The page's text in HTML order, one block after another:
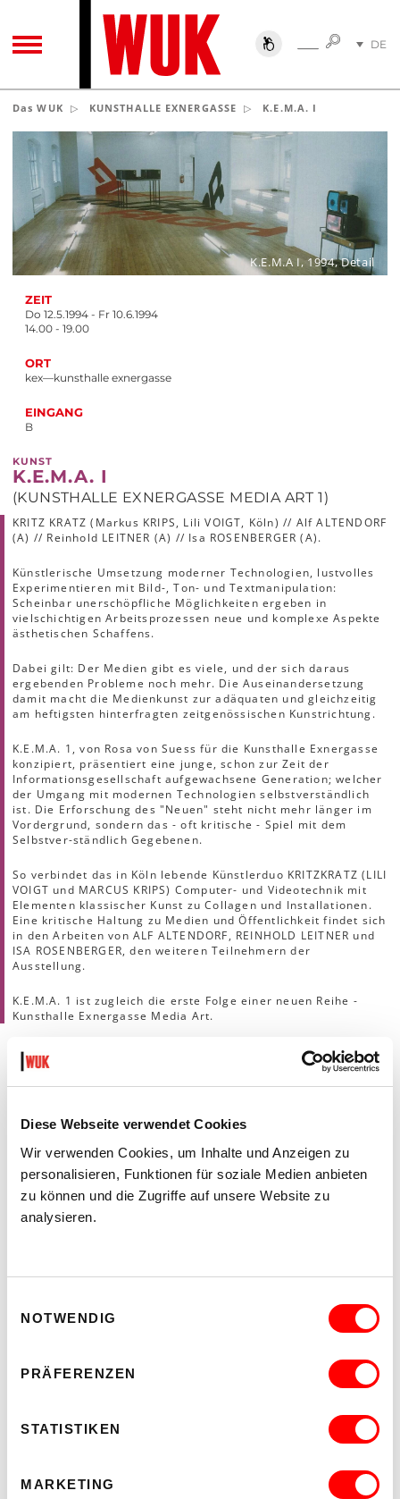
Diese Webseite verwendet Cookies
Wir verwenden Cookies, um Inhalte und Anzeigen zu
personalisieren, Funktionen für soziale Medien anbieten
zu können und die Zugriffe auf unsere Website zu
analysieren.
NOTWENDIG
PRÄFERENZEN
STATISTIKEN
MARKETING
TOGGLE NAVIGATIONSUCHESUCHE
DE
Das WUK KUNSTHALLE EXNERGASSE K.E.M.A. I
ZEIT
Do 12.5.1994 - Fr 10.6.1994
14.00 - 19.00
ORT
kex—kunsthalle exnergasse
EINGANG
B
K.E.M.A I, 1994, Detail
KUNST
K.E.M.A. I
(KUNSTHALLE EXNERGASSE MEDIA ART 1)
KRITZ KRATZ (Markus KRIPS, Lili VOIGT, Köln) // Alf ALTENDORF
(A) // Reinhold LEITNER (A) // Isa ROSENBERGER (A).
Künstlerische Umsetzung moderner Technologien, lustvolles
Experimentieren mit Bild-, Ton- und Textmanipulation:
Scheinbar unerschöpfliche Möglichkeiten ergeben in
vielschichtigen Arbeitsprozessen neue und komplexe Aspekte
ästhetischen Schaffens.
Dabei gilt: Der Medien gibt es viele, und der sich daraus
ergebenden Probleme noch mehr. Die Auseinandersetzung
damit macht die Medienkunst zur adäquaten und gleichzeitig
am heftigsten hinterfragten zeitgenössischen Kunstrichtung.
K.E.M.A. 1, von Rosa von Suess für die Kunsthalle Exnergasse
konzipiert, präsentiert eine junge, schon zur Zeit der
Informationsgesellschaft aufgewachsene Generation; welcher
der Umgang mit modernen Technologien selbstverständlich
ist. Die Erforschung des "Neuen" steht nicht mehr länger im
Vordergrund, sondern das - oft kritische - Spiel mit dem
Selbstver-ständlich Gegebenen.
So verbindet das in Köln lebende Künstlerduo KRITZKRATZ (LILI
VOIGT und MARCUS KRIPS) Computer- und Videotechnik mit
Elementen klassischer Kunst zu Collagen und Installationen.
Eine kritische Haltung zu Medien und Öffentlichkeit findet sich
in den Arbeiten von ALF ALTENDORF, REINHOLD LEITNER und
ISA ROSENBERGER, den weiteren Teilnehmern der
Ausstellung.
K.E.M.A. 1 ist zugleich die erste Folge einer neuen Reihe -
Kunsthalle Exnergasse Media Art.
AUSSTELLUNGSANSICHTEN